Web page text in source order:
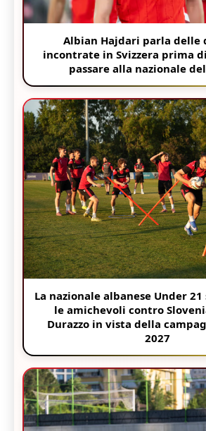
Albian Hajdari parla delle
incontrate in Svizzera prima
passare alla nazionale
La nazionale albanese Under
le amichevoli contro
Durazzo in vista della
2027